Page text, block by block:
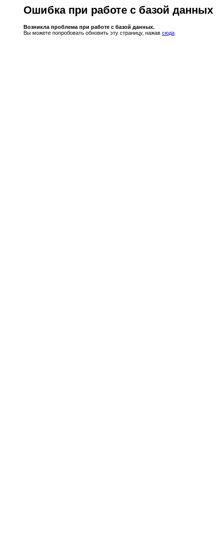
Ошибка при работе с базой данных
Возникла проблема при работе с базой данных.
Вы можете попробовать обновить эту страницу, нажав сюда